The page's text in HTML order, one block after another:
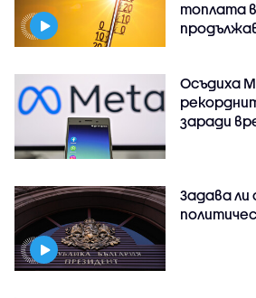
топлата
Осъдиха
заради
Задава ли